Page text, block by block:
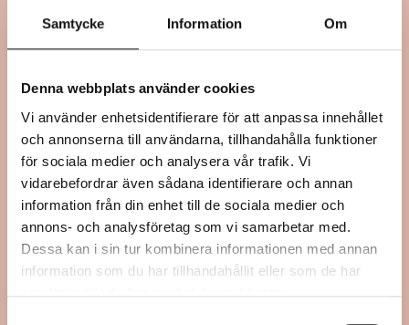
Samtycke Information Om
Denna webbplats använder cookies
Vi använder enhetsidentifierare för att anpassa innehållet
och annonserna till användarna, tillhandahålla funktioner
för sociala medier och analysera vår trafik. Vi
vidarebefordrar även sådana identifierare och annan
information från din enhet till de sociala medier och
annons- och analysföretag som vi samarbetar med.
Dessa kan i sin tur kombinera informationen med annan
information som du har tillhandahållit eller som de har
samlat in när du har använt deras tjänster.
Time and place
Where: Rian Design Museum, Falkenberg
To participate
Send an email to: lars.friden@regionhalland.se